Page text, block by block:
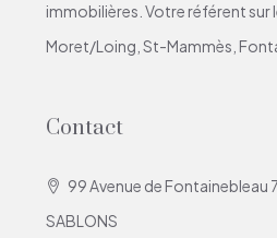
immobilières. Votre référent sur
Moret/Loing, St-Mammès,
Contact
99 Avenue de Fontainebleau
SABLONS